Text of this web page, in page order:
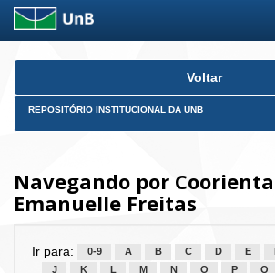
Skip
Voltar
REPOSITÓRIO INSTITUCIONAL DA UNB
Navegando por
Emanuelle Freitas
Ir para: 0-9 A B C D E
J
K L M N O P Q